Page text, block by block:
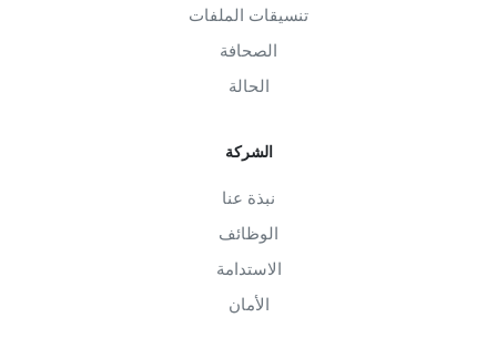
تنسيقات الملفات
الصحافة
الحالة
الشركة
نبذة عنا
الوظائف
الاستدامة
الأمان